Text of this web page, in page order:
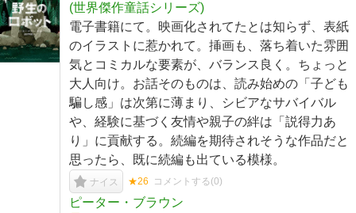
(世界傑作童話シリーズ)
電子書籍にて。映画化されてたとは知らず、表紙
のイラストに惹かれて。挿画も、落ち着いた雰囲
気とコミカルな要素が、バランス良く。ちょっと
大人向け。お話そのものは、読み始めの「子ども
騙し感」は次第に薄まり、シビアなサバイバル
や、経験に基づく友情や親子の絆は「説得力あ
り」に貢献する。続編を期待されそうな作品だと
思ったら、既に続編も出ている模様。
ナイス ★26 コメントする(0)
ピーター・ブラウン